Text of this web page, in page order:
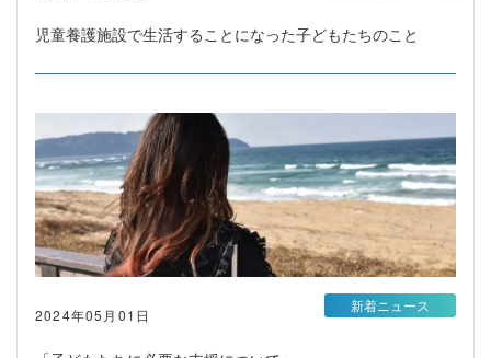
児童養護施設で生活することになった子どもたちのこと
2024年05月01日
新着ニュース